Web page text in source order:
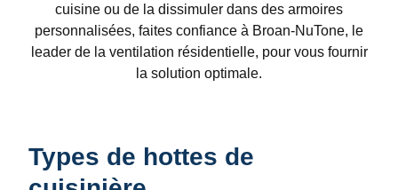
cuisine ou de la dissimuler dans des armoires
personnalisées, faites confiance à Broan-NuTone, le
leader de la ventilation résidentielle, pour vous fournir
la solution optimale.
Types de hottes de